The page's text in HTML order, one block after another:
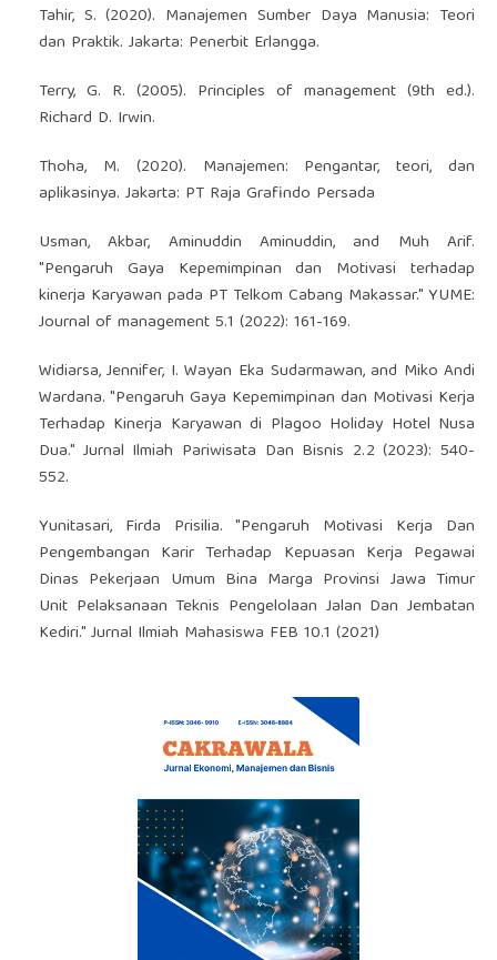
Tahir, S. (2020). Manajemen Sumber Daya Manusia: Teori
dan Praktik. Jakarta: Penerbit Erlangga.
Terry, G. R. (2005). Principles of management (9th ed.).
Richard D. Irwin.
Thoha, M. (2020). Manajemen: Pengantar, teori, dan
aplikasinya. Jakarta: PT Raja Grafindo Persada
Usman, Akbar, Aminuddin Aminuddin, and Muh Arif.
"Pengaruh Gaya Kepemimpinan dan Motivasi terhadap
kinerja Karyawan pada PT Telkom Cabang Makassar." YUME:
Journal of management 5.1 (2022): 161-169.
Widiarsa, Jennifer, I. Wayan Eka Sudarmawan, and Miko Andi
Wardana. "Pengaruh Gaya Kepemimpinan dan Motivasi Kerja
Terhadap Kinerja Karyawan di Plagoo Holiday Hotel Nusa
Dua." Jurnal Ilmiah Pariwisata Dan Bisnis 2.2 (2023): 540-
552.
Yunitasari, Firda Prisilia. "Pengaruh Motivasi Kerja Dan
Pengembangan Karir Terhadap Kepuasan Kerja Pegawai
Dinas Pekerjaan Umum Bina Marga Provinsi Jawa Timur
Unit Pelaksanaan Teknis Pengelolaan Jalan Dan Jembatan
Kediri." Jurnal Ilmiah Mahasiswa FEB 10.1 (2021)